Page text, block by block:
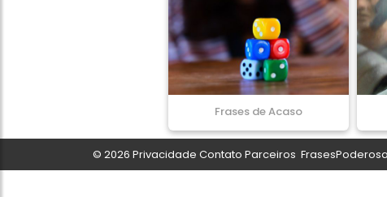
Frases de Acaso
© 2026 Privacidade Contato Parceiros